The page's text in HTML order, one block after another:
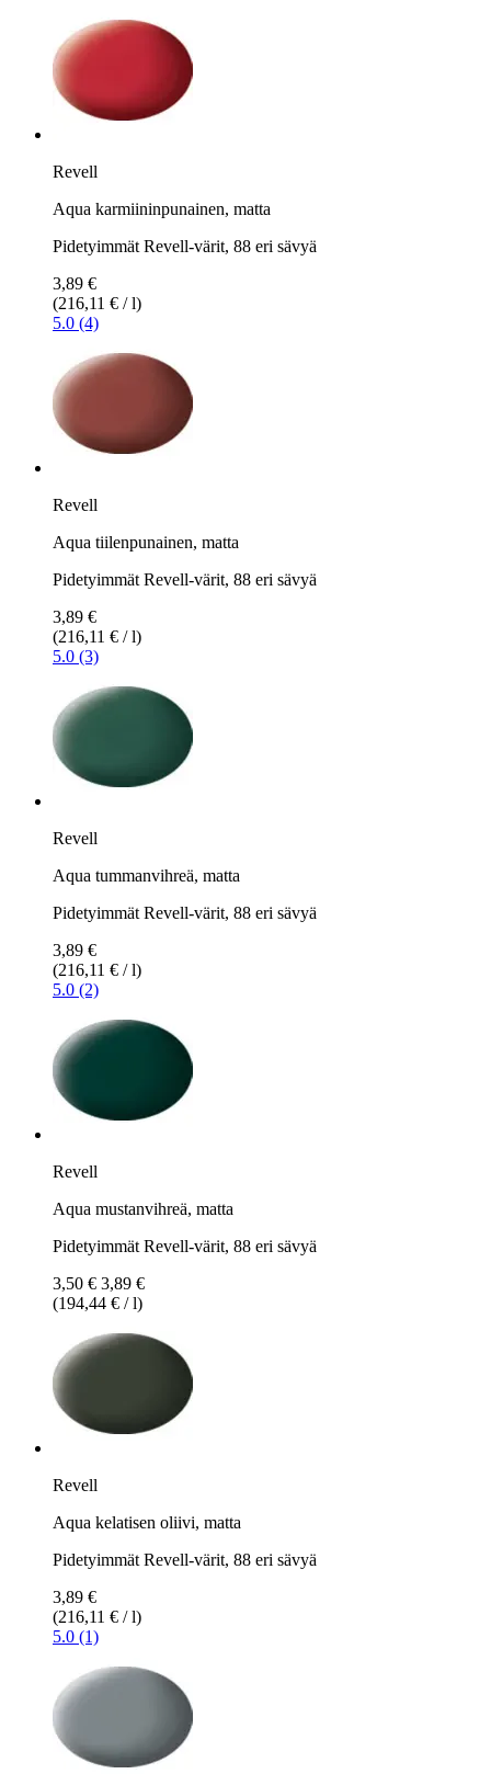
Revell
Aqua karmiininpunainen, matta
Pidetyimmät Revell-värit, 88 eri sävyä
3,89 €
(216,11 € / l)
5.0 (4)
Revell
Aqua tiilenpunainen, matta
Pidetyimmät Revell-värit, 88 eri sävyä
3,89 €
(216,11 € / l)
5.0 (3)
Revell
Aqua tummanvihreä, matta
Pidetyimmät Revell-värit, 88 eri sävyä
3,89 €
(216,11 € / l)
5.0 (2)
Revell
Aqua mustanvihreä, matta
Pidetyimmät Revell-värit, 88 eri sävyä
3,50 € 3,89 €
(194,44 € / l)
Revell
Aqua kelatisen oliivi, matta
Pidetyimmät Revell-värit, 88 eri sävyä
3,89 €
(216,11 € / l)
5.0 (1)